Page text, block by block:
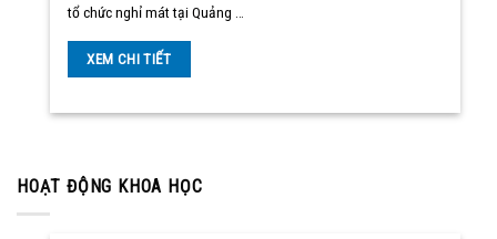
tổ chức nghỉ mát tại Quảng …
XEM CHI TIẾT
HOẠT ĐỘNG KHOA HỌC